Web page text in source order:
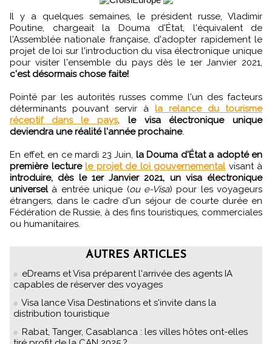
Il y a quelques semaines, le président russe, Vladimir
Poutine, chargeait la Douma d'État, l'équivalent de
l'Assemblée nationale française, d'adopter rapidement le
projet de loi sur l'introduction du visa électronique unique
pour visiter l'ensemble du pays dès le 1er Janvier 2021,
c'est désormais chose faite!
Pointé par les autorités russes comme l'un des facteurs
déterminants pouvant servir à la relance du tourisme
réceptif dans le pays, le visa électronique unique
deviendra une réalité l'année prochaine.
En effet, en ce mardi 23 Juin, la Douma d'État a adopté en
première lecture le projet de loi gouvernementalvisant à
introduire, dès le 1er Janvier 2021, un visa électronique
universelà entrée unique (ou e-Visa) pour les voyageurs
étrangers, dans le cadre d'un séjour de courte durée en
Fédération de Russie, à des fins touristiques, commerciales
ou humanitaires.
AUTRES ARTICLES
eDreams et Visa préparent l'arrivée des agents IA
capables de réserver des voyages
Visa lance Visa Destinations et s'invite dans la
distribution touristique
Rabat, Tanger, Casablanca : les villes hôtes ont-elles